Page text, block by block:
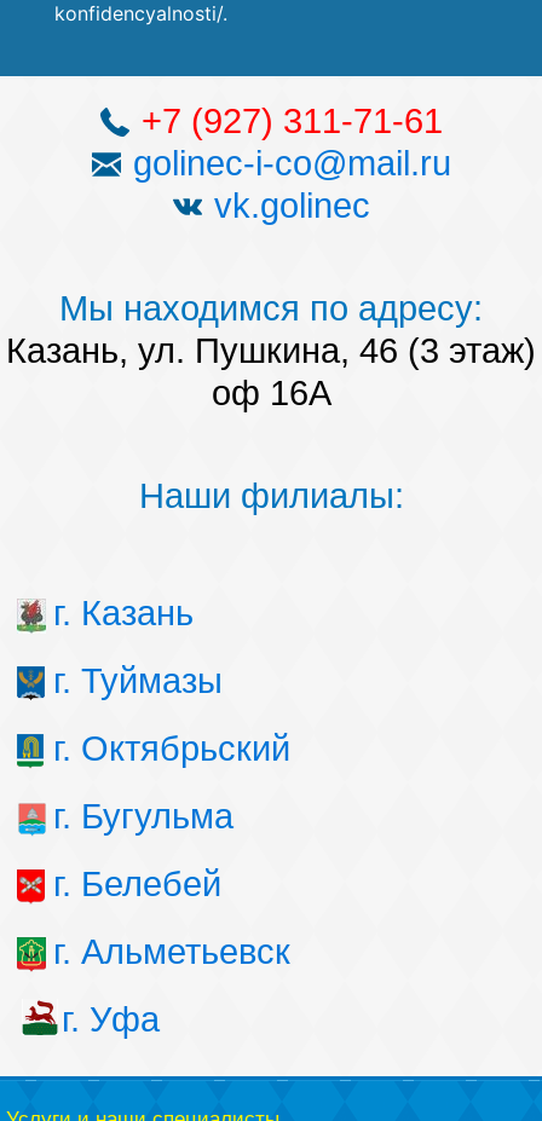
konfidencyalnosti/.
+7 (927) 311-71-61
golinec-i-co@mail.ru
vk.golinec
Мы находимся по адресу:
Казань, ул. Пушкина, 46 (3 этаж)
оф 16А
Наши филиалы:
г. Казань
г. Туймазы
г. Октябрьский
г. Бугульма
г. Белебей
г. Альметьевск
г. Уфа